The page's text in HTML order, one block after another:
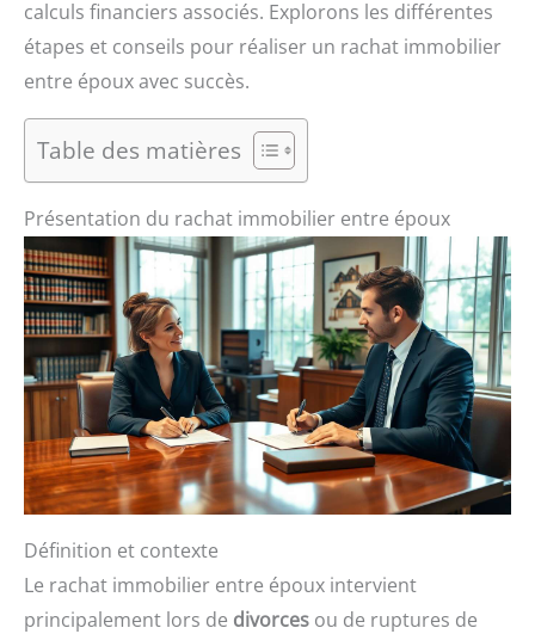
calculs financiers associés. Explorons les différentes
étapes et conseils pour réaliser un rachat immobilier
entre époux avec succès.
Table des matières
Présentation du rachat immobilier entre époux
Définition et contexte
Le rachat immobilier entre époux intervient
principalement lors de divorces ou de ruptures de